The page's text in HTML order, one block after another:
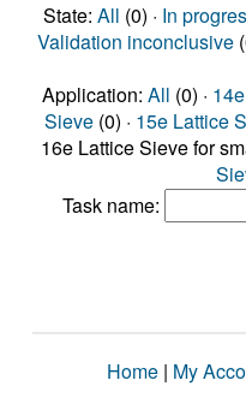
State: All (0) · In
Validation inconclusive
Application: All (0) ·
Sieve (0) · 15e Lattice
16e Lattice Sieve for
Task name:
Home | My